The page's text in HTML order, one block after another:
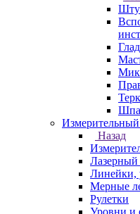
Назад
Лазерный
Линейки,
Мерные
Рулетки
Уровни и